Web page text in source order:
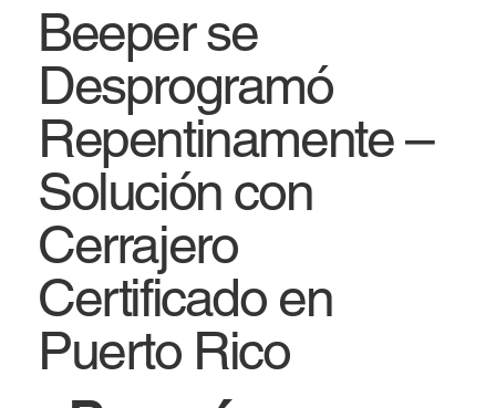
Beeper se
Desprogramó
Repentinamente –
Solución con
Cerrajero
Certificado en
Puerto Rico